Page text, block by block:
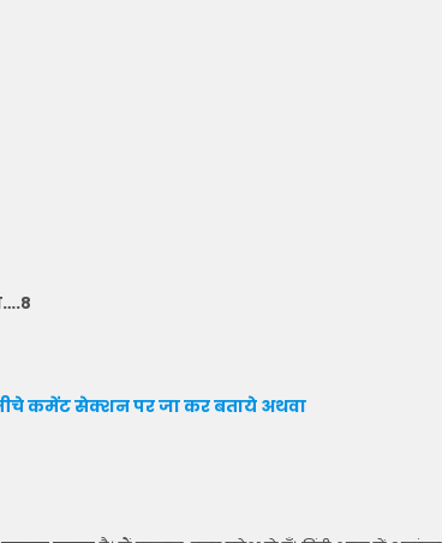
कमेंट सेक्शन पर जा कर बताये अथवा